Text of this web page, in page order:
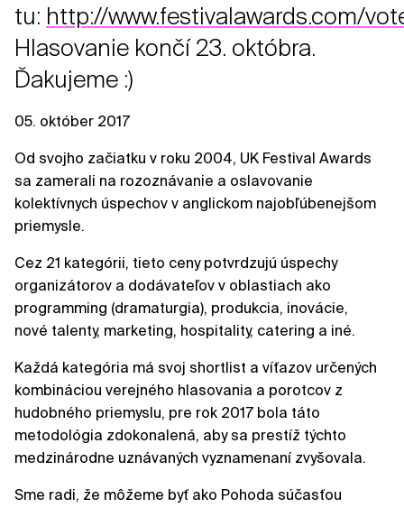
tu: http://www.festivalawards.com/
Hlasovanie končí 23. októbra.
Ďakujeme :)
05. október 2017
Od svojho začiatku v roku 2004, UK Festival Awards
sa zamerali na rozoznávanie a oslavovanie
kolektívnych úspechov v anglickom najobľúbenejšom
priemysle.
Cez 21 kategórii, tieto ceny potvrdzujú úspechy
organizátorov a dodávateľov v oblastiach ako
programming (dramaturgia), produkcia, inovácie,
nové talenty, marketing, hospitality, catering a iné.
Každá kategória má svoj shortlist a víťazov určených
kombináciou verejného hlasovania a porotcov z
hudobného priemyslu, pre rok 2017 bola táto
metodológia zdokonalená, aby sa prestíž týchto
medzinárodne uznávaných vyznamenaní zvyšovala.
Sme radi, že môžeme byť ako Pohoda súčasťou